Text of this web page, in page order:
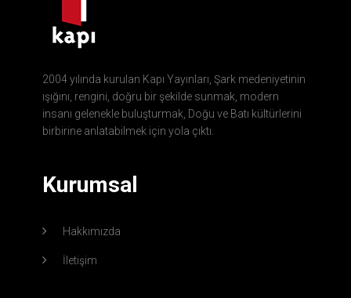
2004 yılında kurulan Kapı Yayınları, Şark medeniyetinin
ışığını, rengini, doğru bir şekilde sunmak, modern
insanı gelenekle buluşturmak, Doğu ve Batı kültürlerini
birbirine anlatabilmek için yola çıktı.
Kurumsal
Hakkımızda
İletişim